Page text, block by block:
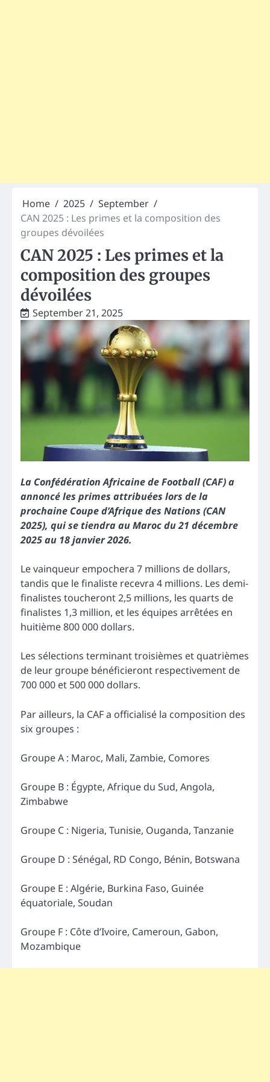
Home 2025
September
CAN 2025 : Les primes et la composition des
groupes dévoilées
CAN 2025 : Les primes et la
composition des groupes
dévoilées
September 21, 2025
La Confédération Africaine de Football (CAF) a
annoncé les primes attribuées lors de la
prochaine Coupe d’Afrique des Nations (CAN
2025), qui se tiendra au Maroc du 21 décembre
2025 au 18 janvier 2026.
Le vainqueur empochera 7 millions de dollars,
tandis que le finaliste recevra 4 millions. Les demi-
finalistes toucheront 2,5 millions, les quarts de
finalistes 1,3 million, et les équipes arrêtées en
huitième 800 000 dollars.
Les sélections terminant troisièmes et quatrièmes
de leur groupe bénéficieront respectivement de
700 000 et 500 000 dollars.
Par ailleurs, la CAF a officialisé la composition des
six groupes :
Groupe A : Maroc, Mali, Zambie, Comores
Groupe B : Égypte, Afrique du Sud, Angola,
Zimbabwe
Groupe C : Nigeria, Tunisie, Ouganda, Tanzanie
Groupe D : Sénégal, RD Congo, Bénin, Botswana
Groupe E : Algérie, Burkina Faso, Guinée
équatoriale, Soudan
Groupe F : Côte d’Ivoire, Cameroun, Gabon,
Mozambique